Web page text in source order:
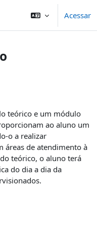
Acessar
teórico e um módulo
ao aluno um
o a realizar
áreas de atendimento à
teórico, o aluno terá
do dia a dia da